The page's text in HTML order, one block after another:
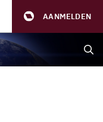
AANMELDEN